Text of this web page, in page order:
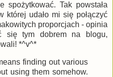
spożytkować. Tak powstała
której udało mi się połączyć
proporcjach - opinia
się tym dobrem na blogu,
*^v^*
finding out various
using them somehow.